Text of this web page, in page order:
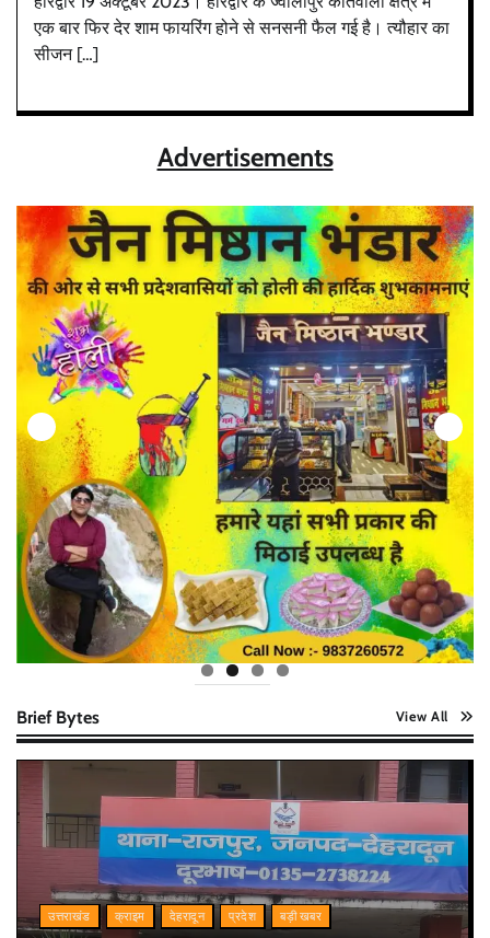
एक बार फिर देर शाम फायरिंग होने से सनसनी फैल गई है। त्यौहार का
सीजन […]
Advertisements
Brief Bytes View All
उत्तराखंड क्राइम देहरादून प्रदेश बड़ी खबर